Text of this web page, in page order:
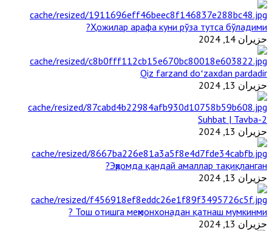
Ҳожилар арафа куни рўза тутса бўладими?
حزيران 14, 2024
Qiz farzand doʻzaxdan pardadir
حزيران 13, 2024
2-Suhbat | Tavba
حزيران 13, 2024
Эҳромда қандай амаллар тақиқланган?
حزيران 13, 2024
Тош отишга меҳмонхонадан қатнаш мумкинми ?
حزيران 13, 2024